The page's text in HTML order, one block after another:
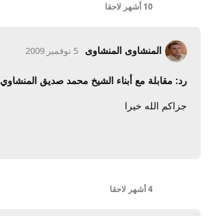
10 أشهر لاحقا
المنشاوى المنشاوى 5 نوفمبر 2009
رد: مقابلة مع أبناء الشيخ محمد صديق المنشاوي
جزاكم الله خيرا
4 أشهر لاحقا